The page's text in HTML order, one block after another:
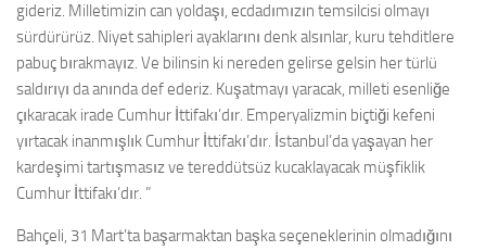
gideriz. Milletimizin can yoldaşı, ecdadımızın temsilcisi olmayı
sürdürürüz. Niyet sahipleri ayaklarını denk alsınlar, kuru tehditlere
pabuç bırakmayız. Ve bilinsin ki nereden gelirse gelsin her türlü
saldırıyı da anında def ederiz. Kuşatmayı yaracak, milleti esenliğe
çıkaracak irade Cumhur İttifakı’dır. Emperyalizmin biçtiği kefeni
yırtacak inanmışlık Cumhur İttifakı’dır. İstanbul’da yaşayan her
kardeşimi tartışmasız ve tereddütsüz kucaklayacak müşfiklik
Cumhur İttifakı’dır. ”
Bahçeli, 31 Mart’ta başarmaktan başka seçeneklerinin olmadığını